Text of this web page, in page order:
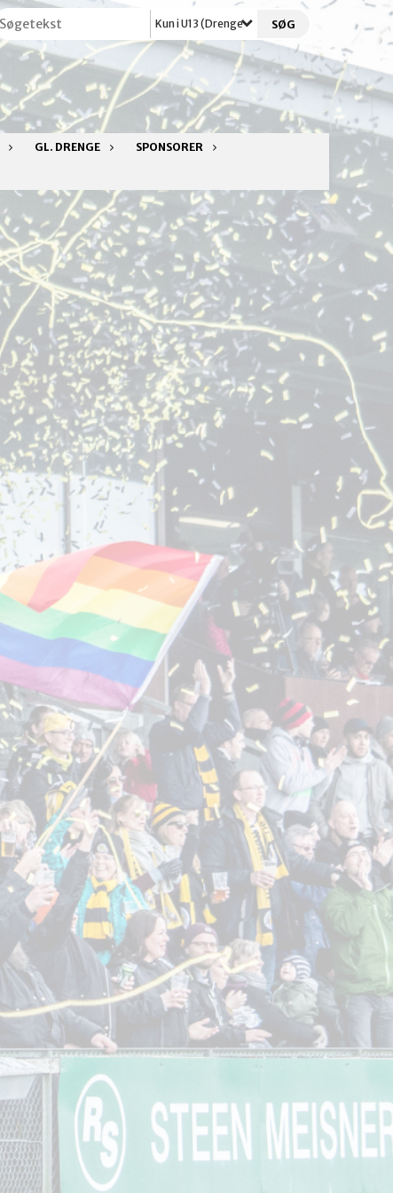
Kun i U13 (Drenge)
GL. DRENGE SPONSORER